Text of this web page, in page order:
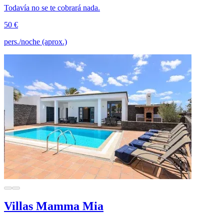
Todavía no se te cobrará nada.
50 €
pers./noche (aprox.)
Villas Mamma Mia